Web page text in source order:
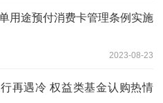
用途预付消费卡管理条例实施
2023-08-23
再遇冷 权益类基金认购热情